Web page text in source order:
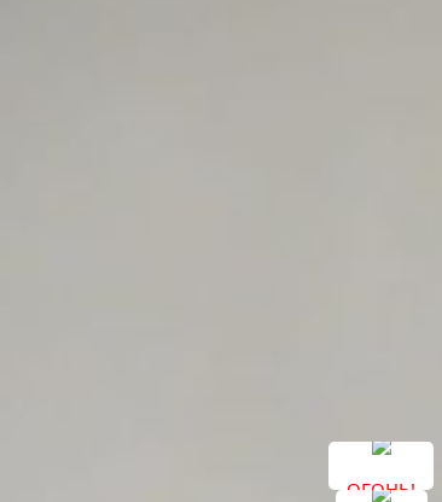
Беременные женщины: Защита во
будущего ребенка. Прививка
Детям и взрослым с высоким
учреждениях, школах и крупных
Прививка от гриппа — простой и
Поставить прививку можно в
и фельдшерских здравпунктах
ОГОНЬ!